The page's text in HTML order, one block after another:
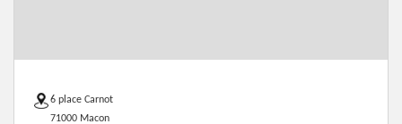
6 place Carnot
71000 Macon